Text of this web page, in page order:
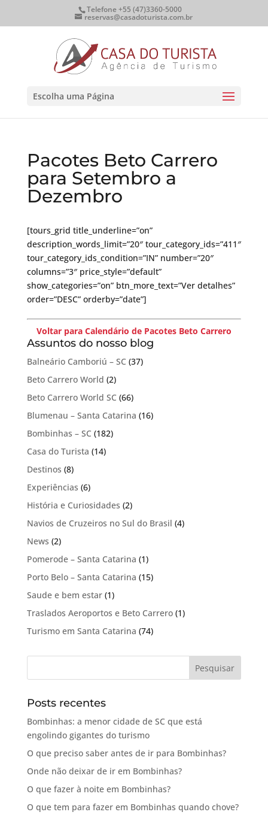
Telefone +55 (47)3360-5000
reservas@casadoturista.com.br
Escolha uma Página
Pacotes Beto Carrero
para Setembro a
Dezembro
[tours_grid title_underline=”on”
description_words_limit=”20″ tour_category_ids=”411″
tour_category_ids_condition=”IN” number=”20″
columns=”3″ price_style=”default”
show_categories=”on” btn_more_text=”Ver detalhes”
order=”DESC” orderby=”date”]
Voltar para Calendário de Pacotes Beto Carrero
Assuntos do nosso blog
Balneário Camboriú – SC (37)
Beto Carrero World (2)
Beto Carrero World SC (66)
Blumenau – Santa Catarina (16)
Bombinhas – SC (182)
Casa do Turista (14)
Destinos (8)
Experiências (6)
História e Curiosidades (2)
Navios de Cruzeiros no Sul do Brasil (4)
News (2)
Pomerode – Santa Catarina (1)
Porto Belo – Santa Catarina (15)
Saude e bem estar(1)
Traslados Aeroportos e Beto Carrero(1)
Turismo em Santa Catarina (74)
Posts recentes
Bombinhas: a menor cidade de SC que está
engolindo gigantes do turismo
O que preciso saber antes de ir para Bombinhas?
Onde não deixar de ir em Bombinhas?
O que fazer à noite em Bombinhas?
O que tem para fazer em Bombinhas quando chove?